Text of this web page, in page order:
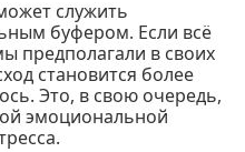
служить
буфером. Если всё
предполагали в своих
становится более
Это, в свою очередь,
эмоциональной